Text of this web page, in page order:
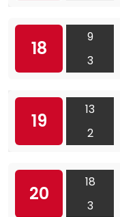
18
9
3
19
13
2
20
18
3